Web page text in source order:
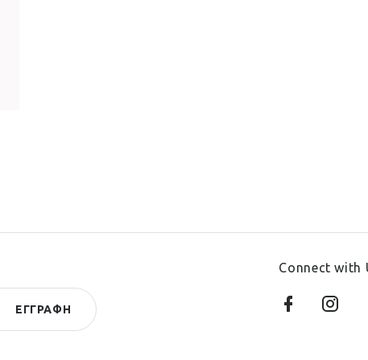
Connect with